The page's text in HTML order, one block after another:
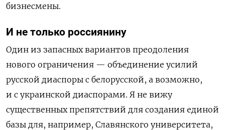
бизнесмены.
И не только россиянину
Один из запасных вариантов преодоления
нового ограничения — объединение усилий
русской диаспоры с белорусской, а возможно,
и с украинской диаспорами. Я не вижу
существенных препятствий для создания единой
базы для, например, Славянского университета,